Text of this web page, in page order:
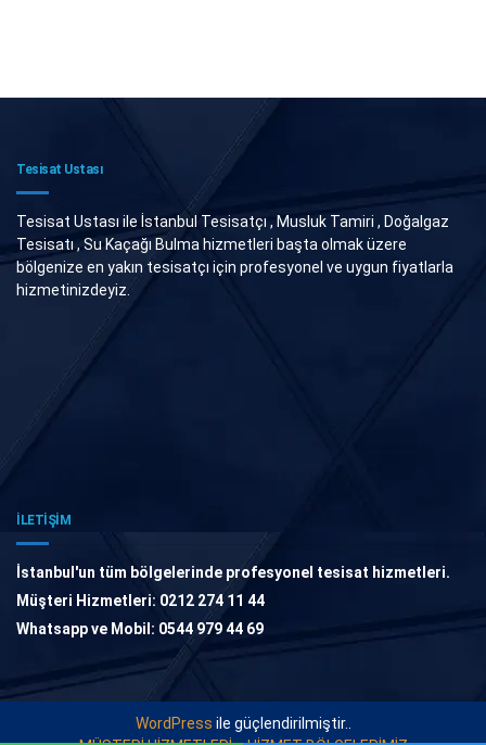
Tesisat Ustası
Tesisat Ustası ile İstanbul Tesisatçı , Musluk Tamiri , Doğalgaz
Tesisatı , Su Kaçağı Bulma hizmetleri başta olmak üzere
bölgenize en yakın tesisatçı için profesyonel ve uygun fiyatlarla
hizmetinizdeyiz.
İLETİŞİM
İstanbul'un tüm bölgelerinde profesyonel tesisat hizmetleri.
Müşteri Hizmetleri: 0212 274 11 44
Whatsapp ve Mobil: 0544 979 44 69
WordPress ile güçlendirilmiştir..